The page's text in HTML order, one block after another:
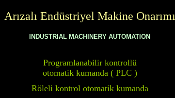
Arızalı Endüstriyel Makine Onarımı
INDUSTRIAL MACHINERY AUTOMATION
Programlanabilir kontrollü
otomatik kumanda ( PLC )
Röleli kontrol otomatik kumanda